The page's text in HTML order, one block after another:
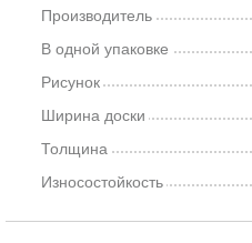
Производитель
В одной упаковке
Рисунок
Ширина доски
Толщина
Износостойкость